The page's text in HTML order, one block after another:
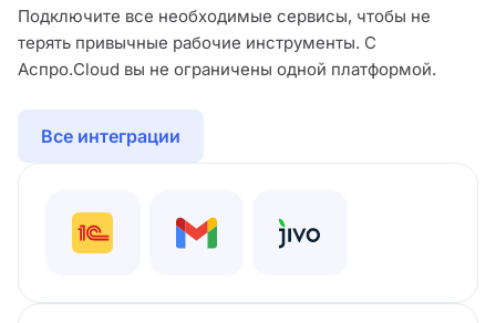
Подключите все необходимые сервисы, чтобы не
терять привычные рабочие инструменты. С
Аспро.Cloud вы не ограничены одной платформой.
Все интеграции